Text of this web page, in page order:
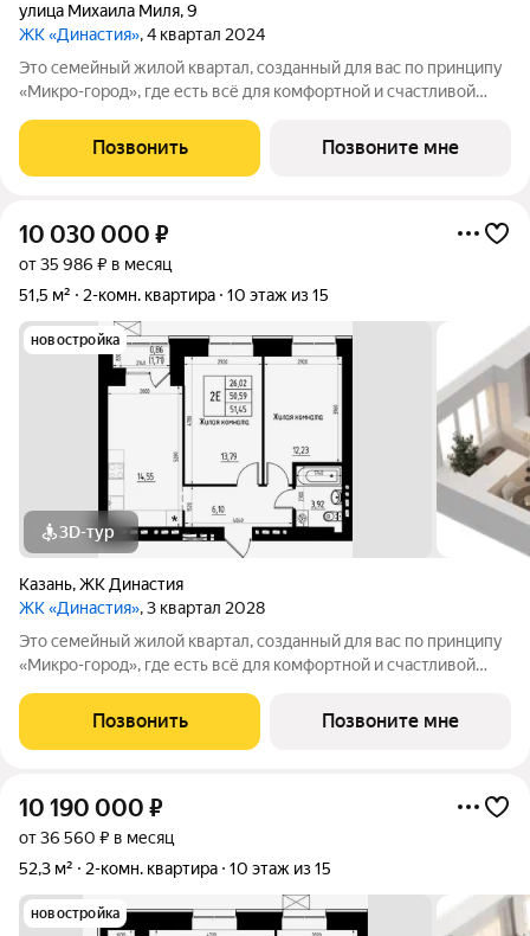
улица Михаила Миля,9
ЖК «Династия», 4 квартал 2024
Это семейный жилой квартал, созданный для вас по принципу
«Микро-город», где есть всё для комфортной и счастливой
части города, в 15 минутах от станции метро
"Авиастроительная", с разнообразием
Позвонить Позвоните мне
10 030 000 ₽
от 35 986 ₽ в месяц
51,5 м²
2-комн. квартира 10 этаж из 15
новостройка
3D-тур
Казань,ЖК Династия
ЖК «Династия», 3 квартал 2028
Это семейный жилой квартал, созданный для вас по принципу
«Микро-город», где есть всё для комфортной и счастливой
части города, в 15 минутах от станции метро
"Авиастроительная", с разнообразием
Позвонить Позвоните мне
10 190 000 ₽
от 36 560 ₽ в месяц
52,3 м²
2-комн. квартира 10 этаж из 15
новостройка